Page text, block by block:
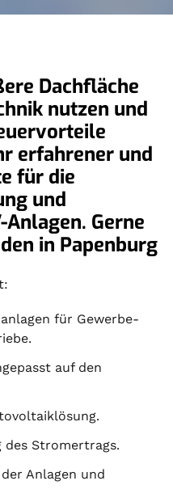
Dachfläche
nutzen und
erfahrener und
für die
und
Gerne
in Papenburg
für Gewerbe-
auf den
des Stromertrags.
Anlagen und